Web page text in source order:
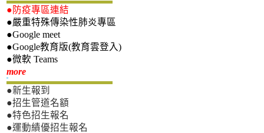
●防疫專區連結
●嚴重特殊傳染性肺炎專區
●Google meet
●Google教育版(教育雲登入)
●微軟 Teams
more新生專區
●新生報到
●招生管道名額
●特色招生報名
●運動績優招生報名